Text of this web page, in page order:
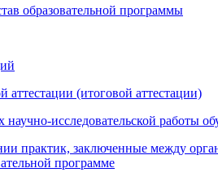
образовательной программы
аттестации (итоговой аттестации)
научно-исследовательской работы
практик, заключенные между
программе